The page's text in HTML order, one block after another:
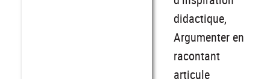
didactique,
Argumenter en
racontant
articule